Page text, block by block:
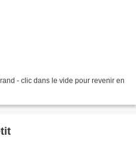
- clic dans le vide pour revenir en